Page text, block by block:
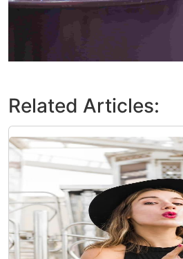
Related Articles: